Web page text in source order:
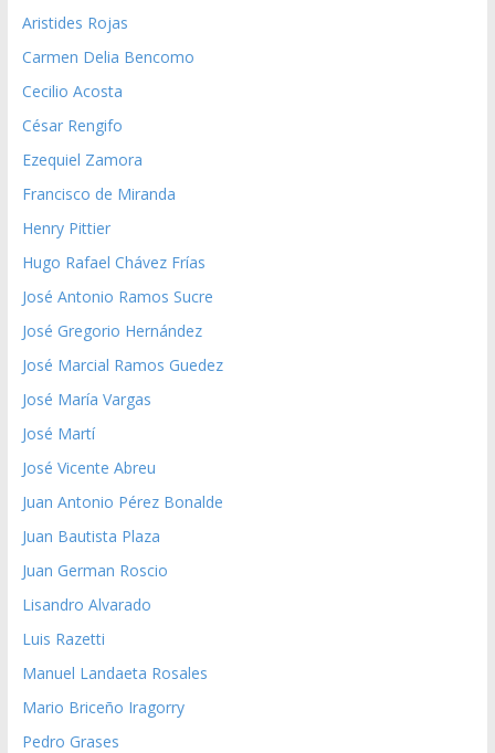
Aristides Rojas
Carmen Delia Bencomo
Cecilio Acosta
César Rengifo
Ezequiel Zamora
Francisco de Miranda
Henry Pittier
Hugo Rafael Chávez Frías
José Antonio Ramos Sucre
José Gregorio Hernández
José Marcial Ramos Guedez
José María Vargas
José Martí
José Vicente Abreu
Juan Antonio Pérez Bonalde
Juan Bautista Plaza
Juan German Roscio
Lisandro Alvarado
Luis Razetti
Manuel Landaeta Rosales
Mario Briceño Iragorry
Pedro Grases